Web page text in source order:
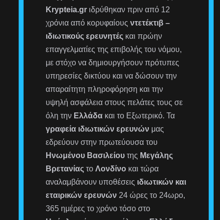
Krypteia.gr ιδρύθηκαν πριν από 12
χρόνια από κορυφαίουςντετέκτιβ –
ιδιωτικούς ερευνητές και πρώην
επαγγελματίες της επιβολής του νόμου,
με στόχο να δημιουργήσουν πρότυπες
υπηρεσίες δικτύου και να δώσουν την
απαραίτητη πληροφόρηση και την
υψηλή ασφάλεια στους πελάτες τους σε
όλη την Ελλάδα και το Εξωτερικό. Τα
γραφεία ιδιωτικών ερευνών μας
εδρεύουν στην πρωτεύουσα του
Ηνωμένου Βασιλείου της Μεγάλης
Βρετανίας τοΛονδίνο και τώρα
αναλαμβάνουν υποθέσεις ιδιωτικών και
εταιρικών ερευνών 24 ώρες το 24ωρο,
365 ημέρες το χρόνο τόσο στο